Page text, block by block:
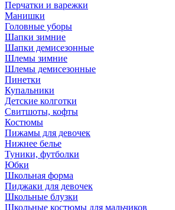
Перчатки и варежки
Манишки
Головные уборы
Шапки зимние
Шапки демисезонные
Шлемы зимние
Шлемы демисезонные
Пинетки
Купальники
Детские колготки
Свитшоты, кофты
Костюмы
Пижамы для девочек
Нижнее белье
Туники, футболки
Юбки
Школьная форма
Пиджаки для девочек
Школьные блузки
Школьные костюмы для мальчиков